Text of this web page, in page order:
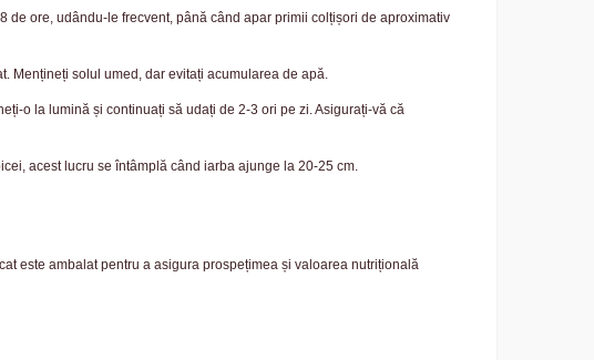
ore, udându-le frecvent, până când apar primii colțișori de aproximativ
Mențineți solul umed, dar evitați acumularea de apă.
o la lumină și continuați să udați de 2-3 ori pe zi. Asigurați-vă că
acest lucru se întâmplă când iarba ajunge la 20-25 cm.
este ambalat pentru a asigura prospețimea și valoarea nutrițională